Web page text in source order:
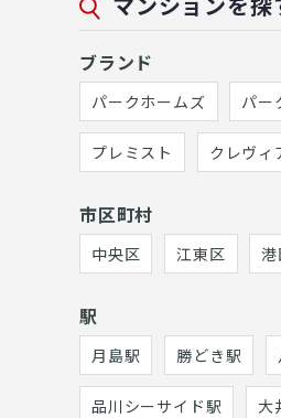
ブランド
パークホームズ パー
プレミスト クレヴィ
市区町村
中央区 江東区
駅
月島駅 勝どき駅
品川シーサイド駅 大